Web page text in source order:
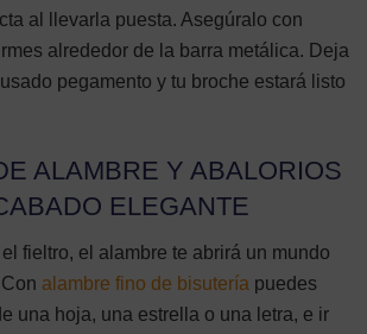
al llevarla puesta. Asegúralo con
alrededor de la barra metálica. Deja
pegamento y tu broche estará listo
ALAMBRE Y ABALORIOS
ELEGANTE
fieltro, el alambre te abrirá un mundo
alambre fino de bisutería puedes
una hoja, una estrella o una letra, e ir